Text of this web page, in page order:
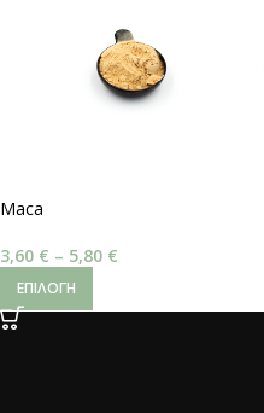
Maca
3,60 € – 5,80 €
ΕΠΙΛΟΓΉ